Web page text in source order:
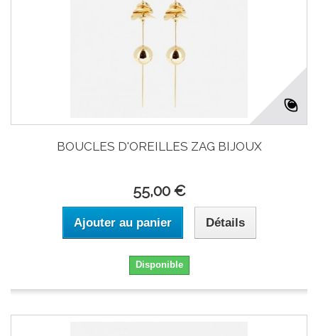
BOUCLES D'OREILLES ZAG BIJOUX
55,00 €
Ajouter au panier Détails
Disponible